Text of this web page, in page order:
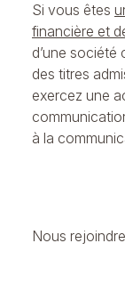
Si vous êtes
financière et
d’une
des titres
exercez une
à la
Nous rejoindre